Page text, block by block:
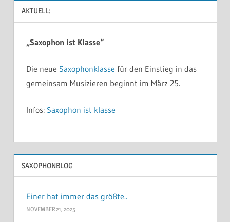
AKTUELL:
„Saxophon ist Klasse“
Die neue Saxophonklasse für den Einstieg in das
gemeinsam Musizieren beginnt im März 25.
Infos: Saxophon ist klasse
SAXOPHONBLOG
Einer hat immer das größte..
NOVEMBER 21, 2025